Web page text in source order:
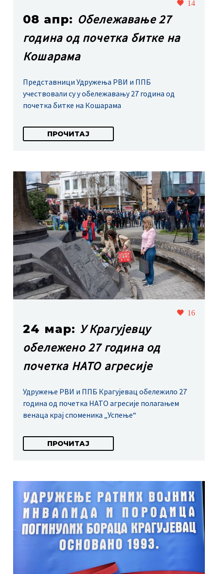
14
08 апр: Обележавање 27
година од почетка битке на
Кошарама
Представници Удружења РВИ и ППБ
учествовали су у обележавању 27 година од
почетка битке на Кошарама
ПРОЧИТАЈ
16
24 мар: У Крагујевцу
обележено 27 година од
почетка НАТО агресије
Удружење РВИ и ППБ Крагујевац обележило 27
година од почетка НАТО агресије полагањем
венаца крај споменика „Успење“
ПРОЧИТАЈ